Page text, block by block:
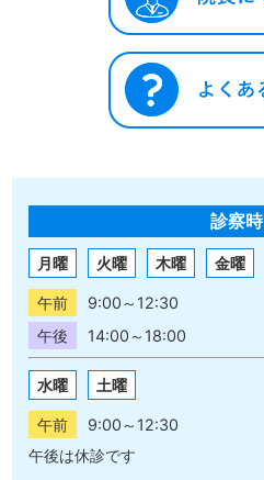
診察
月曜 火曜 木曜 金曜
午前
9:00～12:30
午後
14:00～18:00
水曜 土曜
午前
9:00～12:30
午後は休診です